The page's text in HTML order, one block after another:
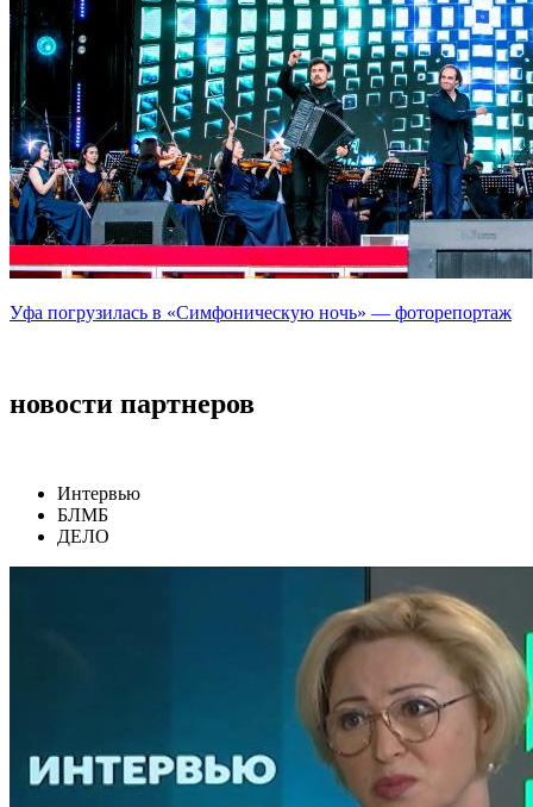
Уфа погрузилась в «Симфоническую ночь» — фоторепортаж
новости партнеров
Интервью
БЛМБ
ДЕЛО